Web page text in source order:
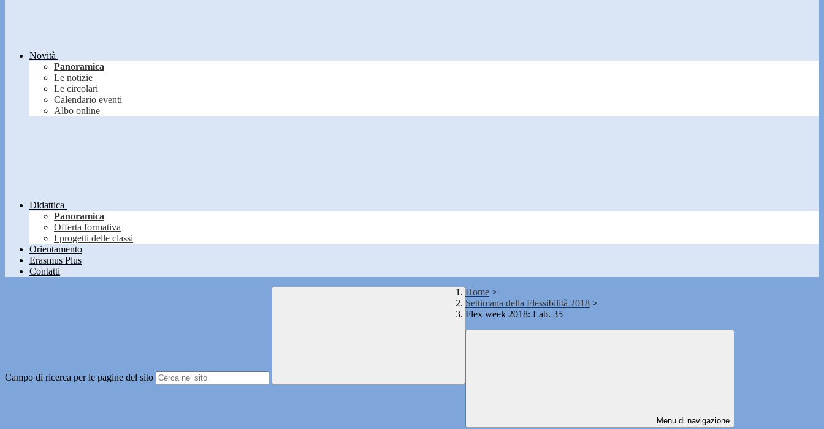
Novità
Panoramica
Le notizie
Le circolari
Calendario eventi
Albo online
Didattica
Panoramica
Offerta formativa
I progetti delle classi
Orientamento
Erasmus Plus
Contatti
Campo di ricerca per le pagine del sito
Home >
Settimana della Flessibilità 2018 >
Flex week 2018: Lab. 35
Menu di navigazione